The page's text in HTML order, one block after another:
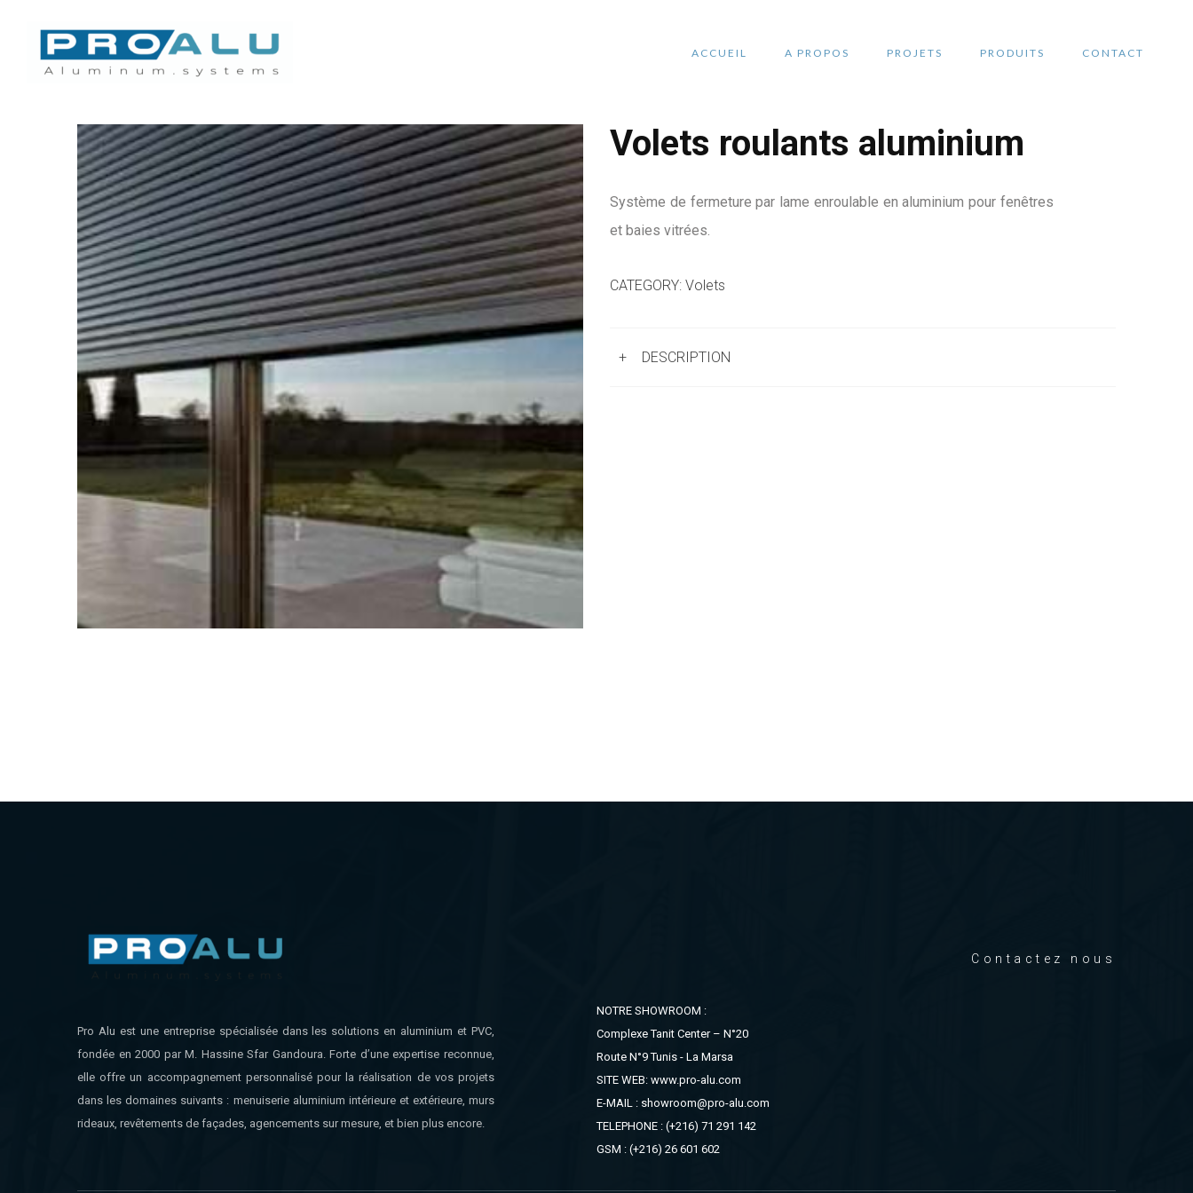
ACCUEIL A PROPOS PROJETS PRODUITS CONTACT
Volets roulants aluminium
Système de fermeture par lame enroulable en aluminium pour fenêtres
et baies vitrées.
CATEGORY: Volets
+ DESCRIPTION
Pro Alu est une entreprise spécialisée dans les solutions en aluminium et PVC,
fondée en 2000 par M. Hassine Sfar Gandoura. Forte d’une expertise reconnue,
elle offre un accompagnement personnalisé pour la réalisation de vos projets
dans les domaines suivants : menuiserie aluminium intérieure et extérieure, murs
rideaux, revêtements de façades, agencements sur mesure, et bien plus encore.
Contactez nous
NOTRE SHOWROOM :
Complexe Tanit Center – N°20
Route N°9 Tunis - La Marsa
SITE WEB: www.pro-alu.com
E-MAIL : showroom@pro-alu.com
TELEPHONE : (+216) 71 291 142
GSM : (+216) 26 601 602